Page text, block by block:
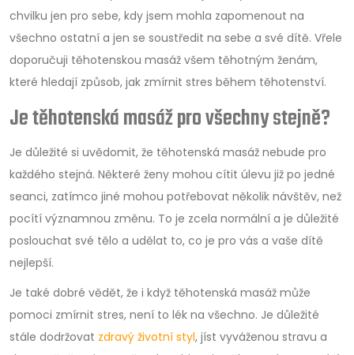
chvilku jen pro sebe, kdy jsem mohla zapomenout na
všechno ostatní a jen se soustředit na sebe a své dítě. Vřele
doporučuji těhotenskou masáž všem těhotným ženám,
které hledají způsob, jak zmírnit stres během těhotenství.
Je těhotenská masáž pro všechny stejně?
Je důležité si uvědomit, že těhotenská masáž nebude pro
každého stejná. Některé ženy mohou cítit úlevu již po jedné
seanci, zatímco jiné mohou potřebovat několik návštěv, než
pocítí významnou změnu. To je zcela normální a je důležité
poslouchat své tělo a udělat to, co je pro vás a vaše dítě
nejlepší.
Je také dobré vědět, že i když těhotenská masáž může
pomoci zmírnit stres, není to lék na všechno. Je důležité
stále dodržovat zdravý životní styl, jíst vyváženou stravu a